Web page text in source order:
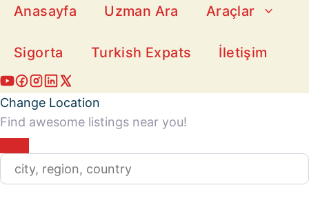
Anasayfa Uzman Ara Araçlar
Sigorta Turkish Expats İletişim
Change Location
Find awesome listings near you!
Change Location